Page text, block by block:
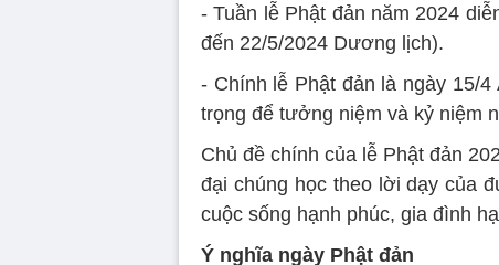
- Tuần lễ Phật đản năm 2024
đến 22/5/2024 Dương lịch).
- Chính lễ Phật đản là ngày 15/
trọng để tưởng niệm và kỷ niệm
Chủ đề chính của lễ Phật đản
đại chúng học theo lời dạy của
cuộc sống hạnh phúc, gia đình
Ý nghĩa ngày Phật đản